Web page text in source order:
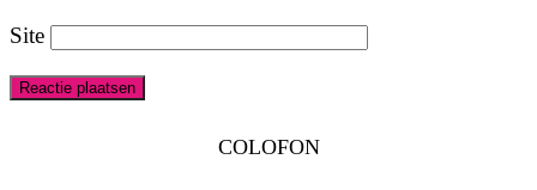
Site
COLOFON